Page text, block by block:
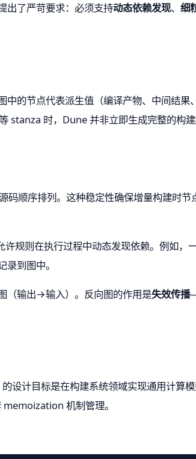
出了严苛要求：必须支持动态依赖发现、 细
的节点代表派生值（编译产物、中间结果
stanza 时，Dune 并非立即生成完整的构
码顺序排列。这种稳定性确保增量构建时
规则在执行过程中动态发现依赖。例如，
到图中。
（输出→输入）。反向图的作用是失效传播
设计目标是在构建系统领域实现通用计算
机制管理。